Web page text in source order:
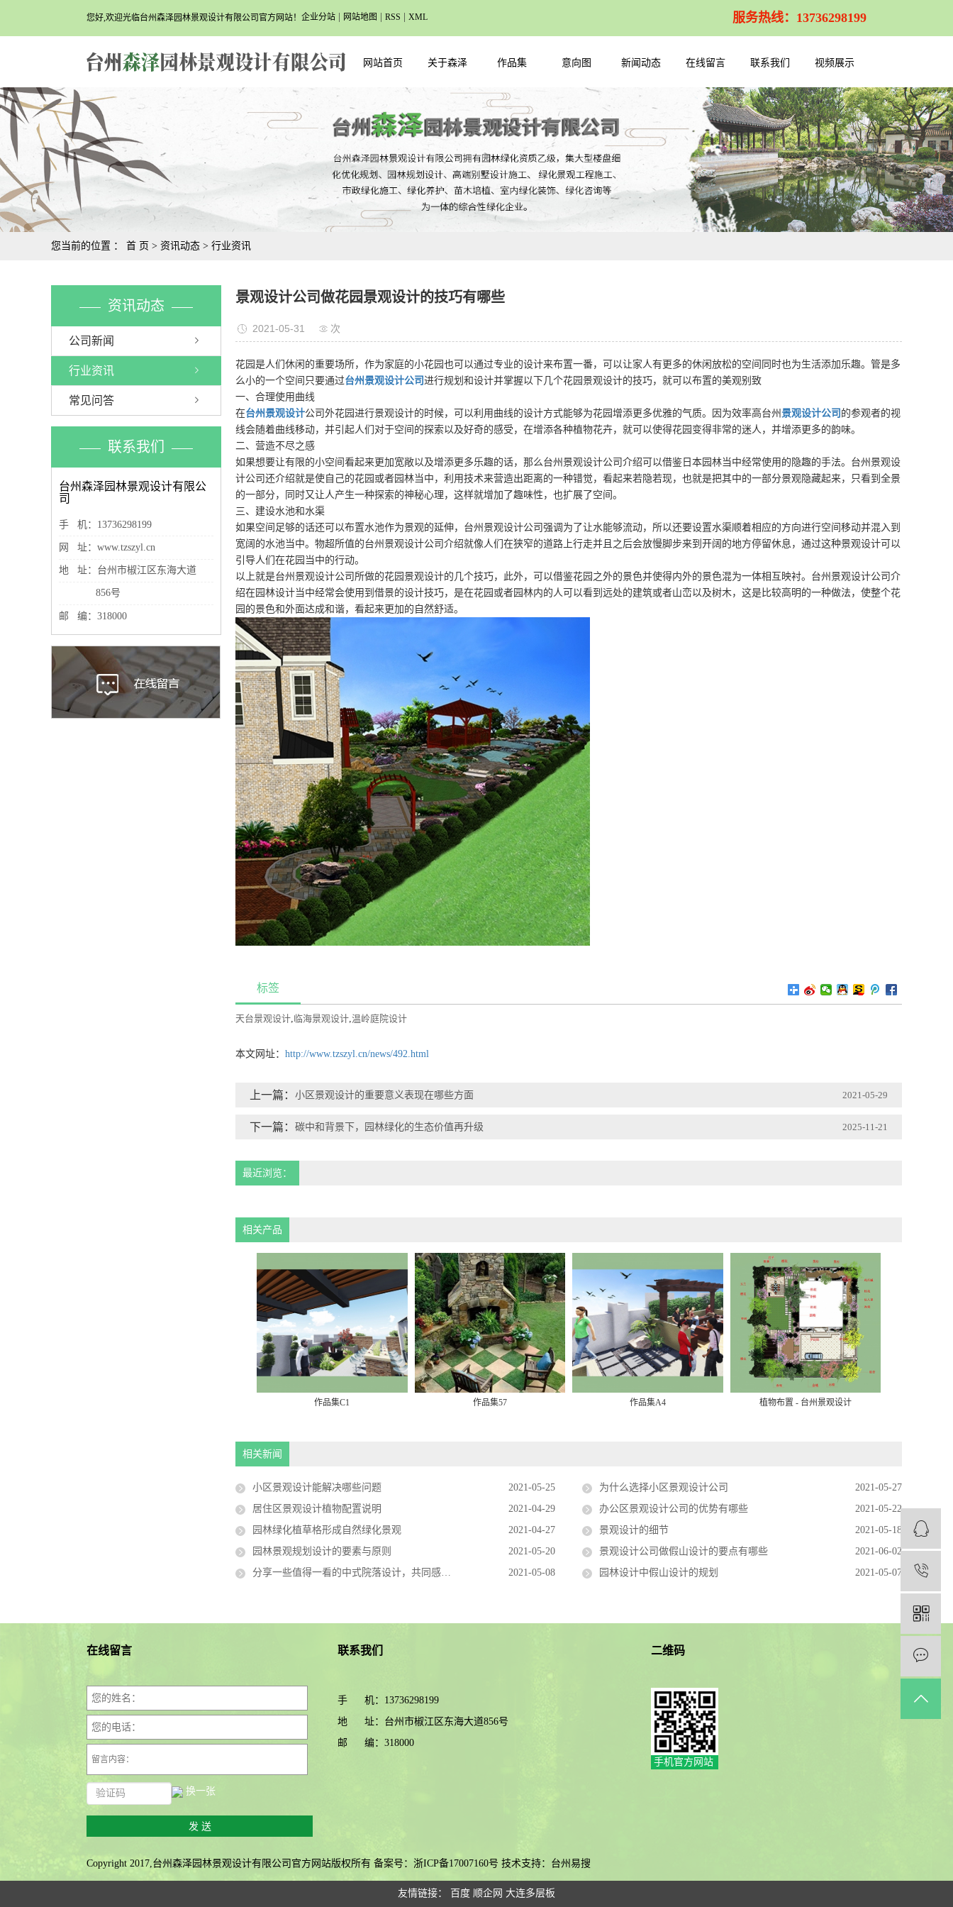
您好,欢迎光临台州森泽园林景观设计有限公司官方网站！ 企业分站 网站地图 RSS XML 服务热线：13736298199
网站首页 关于森泽 作品集 意向图 新闻动态 在线留言 联系我们 视频展示
您当前的位置 ： 首 页 > 资讯动态 > 行业资讯
资讯动态
公司新闻
行业资讯
常见问答
联系我们
台州森泽园林景观设计有限公
司
手 机：13736298199
网 址：www.tzszyl.cn
地 址：台州市椒江区东海大道
856号
邮 编：318000
景观设计公司做花园景观设计的技巧有哪些
2021-05-31 次
花园是人们休闲的重要场所，作为家庭的小花园也可以通过专业的设计来布置一番，可以让家人有更多的休闲放松的空间同时也为生活添加乐趣。管是多
么小的一个空间只要通过台州景观设计公司 进行规划和设计并掌握以下几个花园景观设计的技巧，就可以布置的美观别致
一、合理使用曲线
在台州景观设计公司外花园进行景观设计的时候，可以利用曲线的设计方式能够为花园增添更多优雅的气质。因为效率高台州 景观设计公司 的参观者的视
线会随着曲线移动，并引起人们对于空间的探索以及好奇的感受，在增添各种植物花卉，就可以使得花园变得非常的迷人，并增添更多的韵味。
二、营造不尽之感
如果想要让有限的小空间看起来更加宽敞以及增添更多乐趣的话，那么台州景观设计公司介绍可以借鉴日本园林当中经常使用的隐趣的手法。台州景观设
计公司还介绍就是使自己的花园或者园林当中，利用技术来营造出距离的一种错觉，看起来若隐若现，也就是把其中的一部分景观隐藏起来，只看到全景
的一部分，同时又让人产生一种探索的神秘心理，这样就增加了趣味性，也扩展了空间。
三、建设水池和水渠
如果空间足够的话还可以布置水池作为景观的延伸，台州景观设计公司强调为了让水能够流动，所以还要设置水渠顺着相应的方向进行空间移动并混入到
宽阔的水池当中。物超所值的台州景观设计公司介绍就像人们在狭窄的道路上行走并且之后会放慢脚步来到开阔的地方停留休息，通过这种景观设计可以
引导人们在花园当中的行动。
以上就是台州景观设计公司所做的花园景观设计的几个技巧，此外，可以借鉴花园之外的景色并使得内外的景色混为一体相互映衬。台州景观设计公司介
绍在园林设计当中经常会使用到借景的设计技巧，是在花园或者园林内的人可以看到远处的建筑或者山峦以及树木，这是比较高明的一种做法，使整个花
园的景色和外面达成和谐，看起来更加的自然舒适。
标签
天台景观设计,临海景观设计,温岭庭院设计
本文网址： http://www.tzszyl.cn/news/492.html
上一篇： 小区景观设计的重要意义表现在哪些方面 2021-05-29
下一篇： 碳中和背景下，园林绿化的生态价值再升级 2025-11-21
最近浏览：
相关产品
作品集C1 作品集57 作品集A4 植物布置 - 台州景观设计
‹ ›
相关新闻
小区景观设计能解决哪些问题 2021-05-25 为什么选择小区景观设计公司
2021-05-27
居住区景观设计植物配置说明
2021-04-29 办公区景观设计公司的优势有哪些
2021-05-22
园林绿化植草格形成自然绿化景观
2021-04-27 景观设计的细节
2021-05-18
园林景观规划设计的要素与原则
2021-05-20 景观设计公司做假山设计的要点有哪些
2021-06-02
分享一些值得一看的中式院落设计，共同感受中式庭院的高雅魅力
2021-05-08 园林设计中假山设计的规划 2021-05-07
在线留言
换一张
联系我们
手 机：13736298199
地 址：台州市椒江区东海大道856号
邮 编：318000
二维码
手机官方网站
Copyright 2017,台州森泽园林景观设计有限公司官方网站版权所有 备案号： 浙ICP备17007160号 技术支持： 台州易搜
友情链接： 百度 顺企网 大连多层板